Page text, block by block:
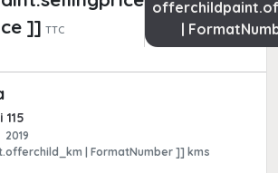
]] TTC
|
2019
| FormatNumber ]] kms